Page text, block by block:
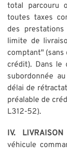
total parcouru
toutes taxes
des
limite de
comptant"
crédit). Dans le
subordonnée
délai de
préalable de
L312-52).
IV. LIVRAISON
véhicule